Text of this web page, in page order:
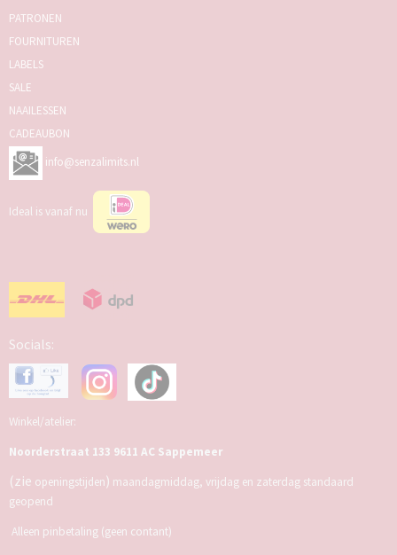
PATRONEN
FOURNITUREN
LABELS
SALE
NAAILESSEN
CADEAUBON
info@senzalimits.nl
Ideal is vanaf nu
Socials:
Winkel/atelier:
Noorderstraat 133 9611 AC Sappemeer
(zie openingstijden) maandagmiddag, vrijdag en zaterdag standaard
geopend
Alleen pinbetaling (geen contant)